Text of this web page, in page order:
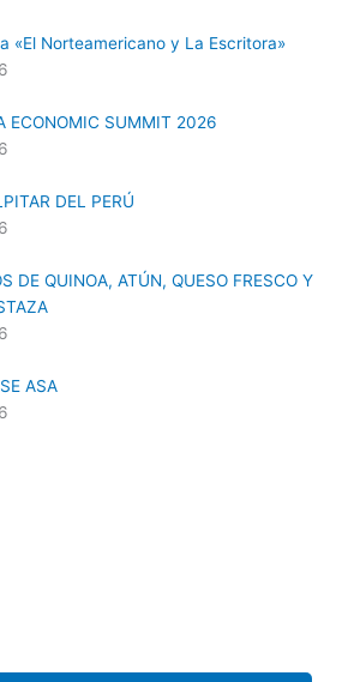
«El Norteamericano y La Escritora»
ECONOMIC SUMMIT 2026
DEL PERÚ
DE QUINOA, ATÚN, QUESO FRESCO Y
ASA